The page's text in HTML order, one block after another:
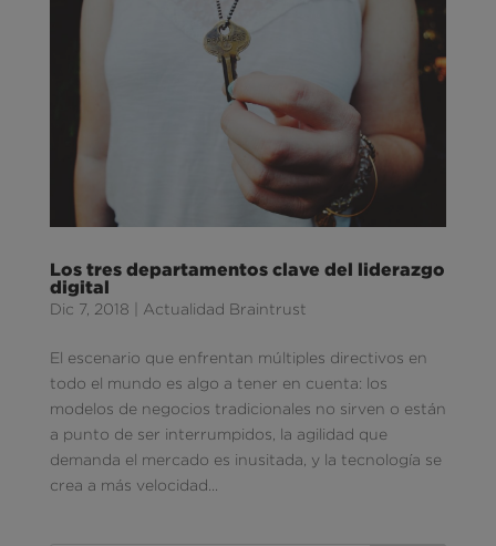
Los tres departamentos clave del liderazgo
digital
Dic 7, 2018 Actualidad Braintrust
El escenario que enfrentan múltiples directivos en
todo el mundo es algo a tener en cuenta: los
modelos de negocios tradicionales no sirven o están
a punto de ser interrumpidos, la agilidad que
demanda el mercado es inusitada, y la tecnología se
crea a más velocidad...